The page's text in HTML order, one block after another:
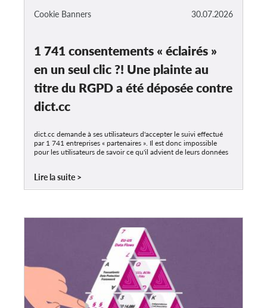
30.07.2026
Cookie Banners
1 741 consentements « éclairés »
en un seul clic ?! Une plainte au
titre du RGPD a été déposée contre
dict.cc
dict.cc demande à ses utilisateurs d'accepter le suivi effectué
par 1 741 entreprises « partenaires ». Il est donc impossible
pour les utilisateurs de savoir ce qu'il advient de leurs données
Lire la suite